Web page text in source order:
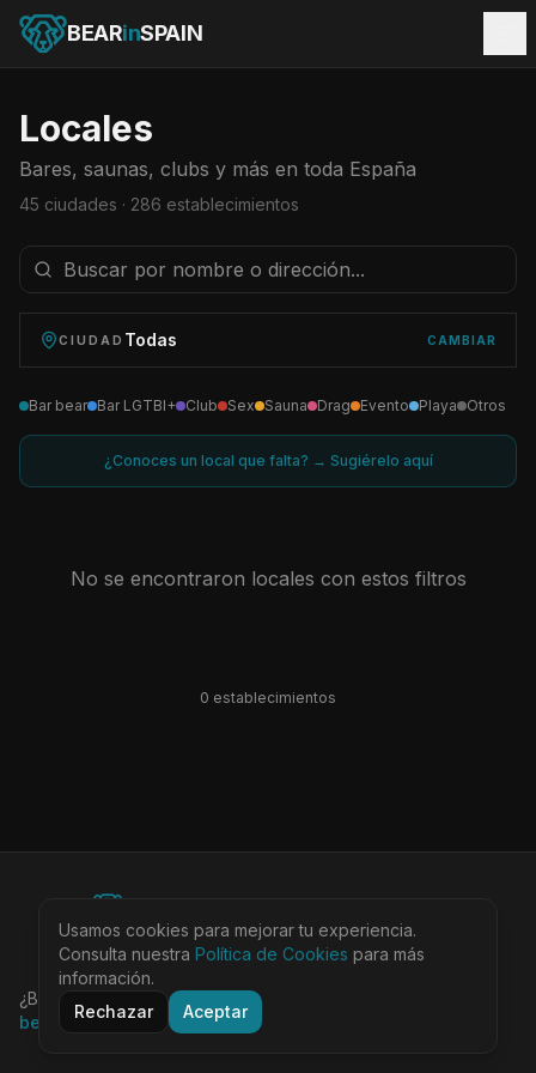
BEARinSPAIN
Locales
Bares, saunas, clubs y más en toda España
45 ciudades · 286 establecimientos
CIUDAD Todas CAMBIAR
Bar bear Bar LGTBI+ Club Sex Sauna Drag Evento Playa Otros
¿Conoces un local que falta? → Sugiérelo aquí
No se encontraron locales con estos filtros
0 establecimientos
©
Ciudades LocalesAgenda TiendaMás
Aviso LegalPrivacidad CookiesTérminos
¿Buscas la guía completa de Barcelona?
bearinbcn.com
Usamos cookies para mejorar tu experiencia.
Consulta nuestra Política de Cookies para más
información.
Rechazar
Aceptar